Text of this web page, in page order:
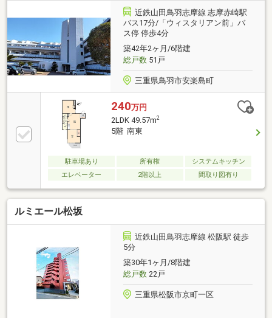
近鉄山田鳥羽志摩線 志摩赤崎駅
バス17分/「ウィスタリアン前」バ
ス停 停歩4分
築42年2ヶ月/6階建
総戸数51戸
三重県鳥羽市安楽島町
240万円
2LDK 49.57m2
5階 南東
駐車場あり 所有権
システムキッチン
エレベーター
2階以上 間取り図有り
ルミエール松坂
近鉄山田鳥羽志摩線 松阪駅 徒歩
5分
築30年1ヶ月/8階建
総戸数22戸
三重県松阪市京町一区